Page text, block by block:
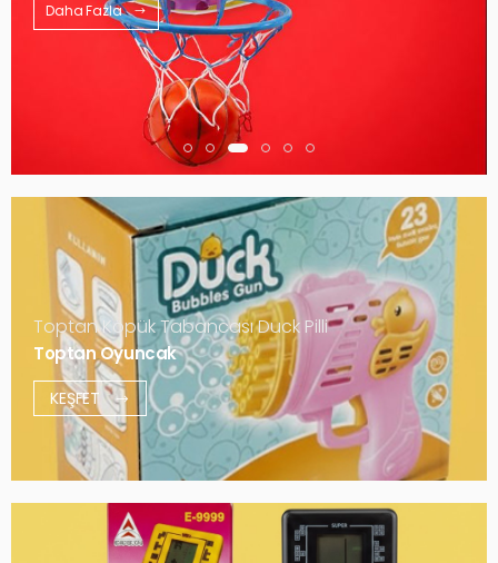
Daha Fazla
Toptan Köpük Tabancası Duck Pilli
Toptan Oyuncak
KEŞFET